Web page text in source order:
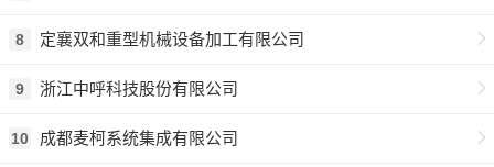
8 定襄双和重型机械设备加工有限公司
9 浙江中呼科技股份有限公司
10 成都麦柯系统集成有限公司